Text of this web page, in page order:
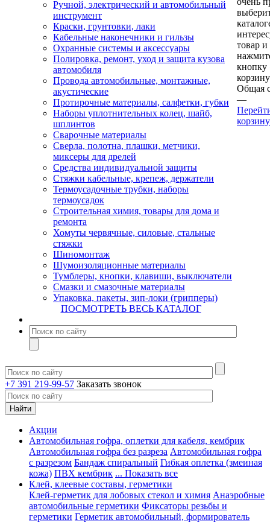
Ручной, электрический и автомобильный
инструмент
Краски, грунтовки, лаки
Кабельные наконечники и гильзы
Охранные системы и аксессуары
Полировка, ремонт, уход и защита кузова
автомобиля
Провода автомобильные, монтажные,
акустические
Протирочные материалы, салфетки, губки
Наборы уплотнительных колец, шайб,
шплинтов
Сварочные материалы
Сверла, полотна, плашки, метчики,
миксеры для дрелей
Средства индивидуальной защиты
Стяжки кабельные, крепеж, держатели
Термоусадочные трубки, наборы
термоусадок
Строительная химия, товары для дома и
ремонта
Хомуты червячные, силовые, стальные
стяжки
Шиномонтаж
Шумоизоляционные материалы
Тумблеры, кнопки, клавиши, выключатели
Смазки и смазочные материалы
Упаковка, пакеты, зип-локи (грипперы)
ПОСМОТРЕТЬ ВЕСЬ КАТАЛОГ
+7 391 219-99-57 Заказать звонок
товар и
кнопку
Общая
—
корзину
Акции
Автомобильная гофра, оплетки для кабеля, кембрик
Автомобильная гофра без разреза Автомобильная гофра
с разрезом Бандаж спиральный Гибкая оплетка (змеиная
кожа) ПВХ кембрик ... Показать все
Клей, клеевые составы, герметики
Клей-герметик для лобовых стекол и химия Анаэробные
автомобильные герметики Фиксаторы резьбы и
герметики Герметик автомобильный, формирователь